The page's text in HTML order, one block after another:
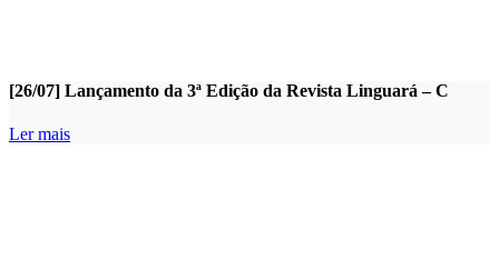
[26/07] Lançamento da 3ª Edição da Revista Linguará – C
Ler mais